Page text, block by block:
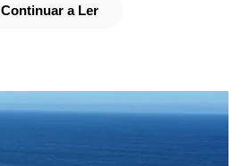
Continuar a Ler